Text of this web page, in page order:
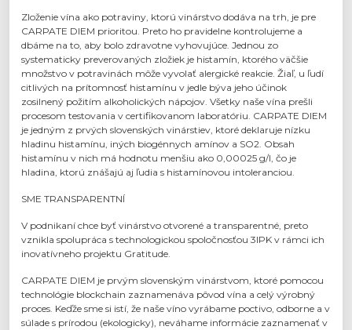
Zloženie vína ako potraviny, ktorú vinárstvo dodáva na trh, je pre
CARPATE DIEM prioritou. Preto ho pravidelne kontrolujeme a
dbáme na to, aby bolo zdravotne vyhovujúce. Jednou zo
systematicky preverovaných zložiek je histamín, ktorého väčšie
množstvo v potravinách môže vyvolať alergické reakcie. Žiaľ, u ľudí
citlivých na prítomnosť histamínu v jedle býva jeho účinok
zosilnený požitím alkoholických nápojov. Všetky naše vína prešli
procesom testovania v certifikovanom laboratóriu. CARPATE DIEM
je jedným z prvých slovenských vinárstiev, ktoré deklaruje nízku
hladinu histamínu, iných biogénnych amínov a SO2. Obsah
histamínu v nich má hodnotu menšiu ako 0,00025 g/l, čo je
hladina, ktorú znášajú aj ľudia s histamínovou intoleranciou.
SME TRANSPARENTNÍ
V podnikaní chce byť vinárstvo otvorené a transparentné, preto
vznikla spolupráca s technologickou spoločnosťou 3IPK v rámci ich
inovatívneho projektu Gratitude.
CARPATE DIEM je prvým slovenským vinárstvom, ktoré pomocou
technológie blockchain zaznamenáva pôvod vína a celý výrobný
proces. Keďže sme si istí, že naše víno vyrábame poctivo, odborne a v
súlade s prírodou (ekologicky), neváhame informácie zaznamenať v